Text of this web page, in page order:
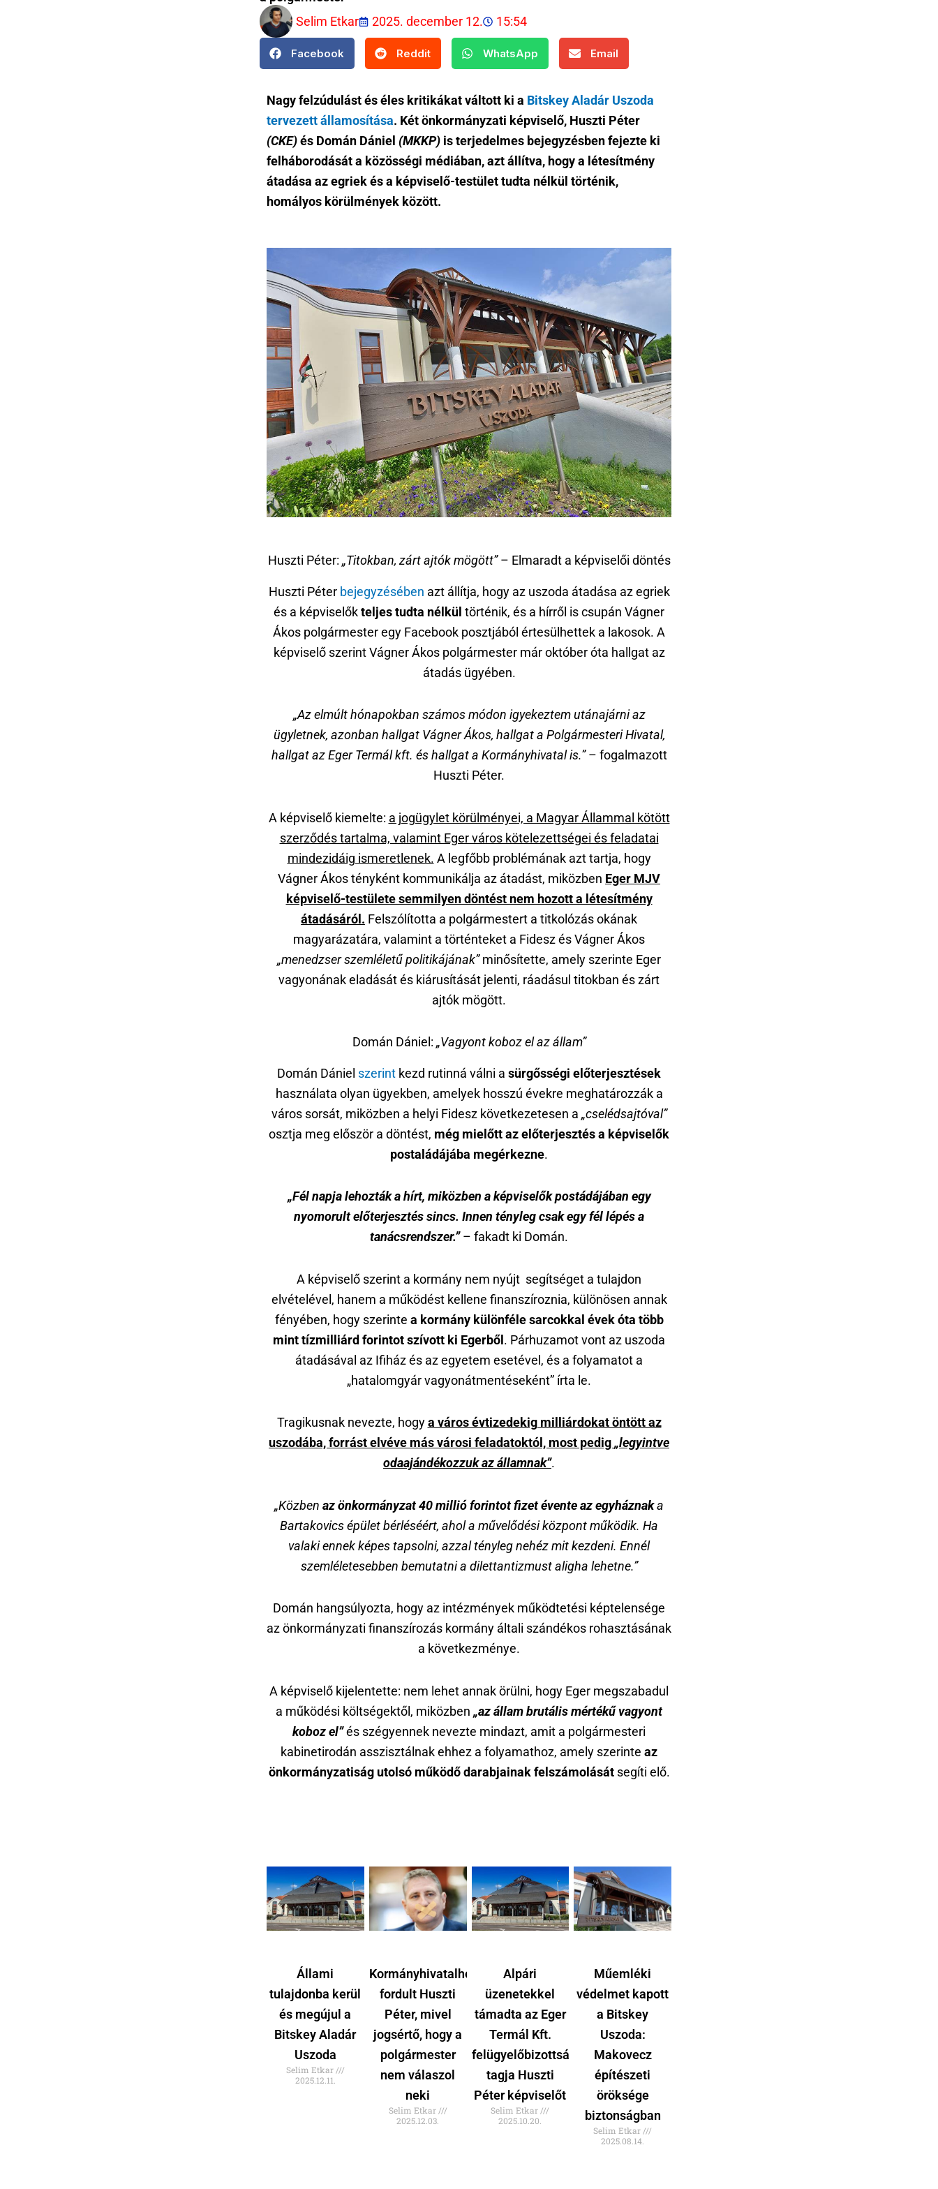
Selim Etkar
2025. december 12. 15:54
Facebook Reddit WhatsApp Email
Nagy felzúdulást és éles kritikákat váltott ki a Bitskey Aladár Uszoda
tervezett államosítása. Két önkormányzati képviselő, Huszti Péter
(CKE)és Domán Dániel (MKKP) is terjedelmes bejegyzésben fejezte ki
felháborodását a közösségi médiában, azt állítva, hogy a létesítmény
átadása az egriek és a képviselő-testület tudta nélkül történik,
homályos körülmények között.
Huszti Péter: „Titokban, zárt ajtók mögött”– Elmaradt a képviselői döntés
Huszti Péter bejegyzésében azt állítja, hogy az uszoda átadása az egriek
és a képviselőkteljes tudta nélkül történik, és a hírről is csupán Vágner
Ákos polgármester egy Facebook posztjából értesülhettek a lakosok. A
képviselő szerint Vágner Ákos polgármester már október óta hallgat az
átadás ügyében.
„Az elmúlt hónapokban számos módon igyekeztem utánajárni az
ügyletnek, azonban hallgat Vágner Ákos, hallgat a Polgármesteri Hivatal,
hallgat az Eger Termál kft. és hallgat a Kormányhivatal is.”– fogalmazott
Huszti Péter.
A képviselő kiemelte: a jogügylet körülményei, a Magyar Állammal kötött
szerződés tartalma, valamint Eger város kötelezettségei és feladatai
mindezidáig ismeretlenek. A legfőbb problémának azt tartja, hogy
Vágner Ákos tényként kommunikálja az átadást, miközben Eger MJV
képviselő-testülete semmilyen döntést nem hozott a létesítmény
átadásáról. Felszólította a polgármestert a titkolózás okának
magyarázatára, valamint a történteket a Fidesz és Vágner Ákos
„menedzser szemléletű politikájának”minősítette, amely szerinte Eger
vagyonának eladását és kiárusítását jelenti, ráadásul titokban és zárt
ajtók mögött.
Domán Dániel: „Vagyont koboz el az állam”
Domán Dániel szerint kezd rutinná válni a sürgősségi előterjesztések
használata olyan ügyekben, amelyek hosszú évekre meghatározzák a
város sorsát, miközben a helyi Fidesz következetesen a „cselédsajtóval”
osztja meg először a döntést, még mielőtt az előterjesztés a képviselők
postaládájába megérkezne.
„Fél napja lehozták a hírt, miközben a képviselők postádájában egy
nyomorult előterjesztés sincs. Innen tényleg csak egy fél lépés a
tanácsrendszer.”– fakadt ki Domán.
A képviselő szerint a kormány nem nyújt segítséget a tulajdon
elvételével, hanem a működést kellene finanszíroznia, különösen annak
fényében, hogy szerinte a kormány különféle sarcokkal évek óta több
mint tízmilliárd forintot szívott ki Egerből. Párhuzamot vont az uszoda
átadásával az Ifiház és az egyetem esetével, és a folyamatot a
„hatalomgyár vagyonátmentéseként” írta le.
Tragikusnak nevezte, hogya város évtizedekig milliárdokat öntött az
uszodába, forrást elvéve más városi feladatoktól, most pedig„legyintve
odaajándékozzuk az államnak”.
„Közben az önkormányzat 40 millió forintot fizet évente az egyháznaka
Bartakovics épület bérléséért, ahol a művelődési központ működik. Ha
valaki ennek képes tapsolni, azzal tényleg nehéz mit kezdeni. Ennél
szemléletesebben bemutatni a dilettantizmust aligha lehetne.”
Domán hangsúlyozta, hogy az intézmények működtetési képtelensége
az önkormányzati finanszírozás kormány általi szándékos rohasztásának
a következménye.
A képviselő kijelentette: nem lehet annak örülni, hogy Eger megszabadul
a működési költségektől, miközben „az állam brutális mértékű vagyont
koboz el”és szégyennek nevezte mindazt, amit a polgármesteri
kabinetirodán asszisztálnak ehhez a folyamathoz, amely szerinte az
önkormányzatiság utolsó működő darabjainak felszámolásátsegíti elő.
Állami
tulajdonba kerül
és megújul a
Bitskey Aladár
Uszoda
Selim Etkar
2025.12.11.
Kormányhivatalhoz
fordult Huszti
Péter, mivel
jogsértő, hogy a
polgármester
nem válaszol
neki
Selim Etkar
2025.12.03.
Alpári
üzenetekkel
támadta az Eger
Termál Kft.
felügyelőbizottsági
tagja Huszti
Péter képviselőt
Selim Etkar
2025.10.20.
Műemléki
védelmet kapott
a Bitskey
Uszoda:
Makovecz
építészeti
öröksége
biztonságban
Selim Etkar
2025.08.14.